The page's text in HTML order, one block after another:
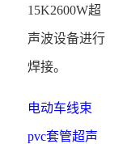
15K2600W超
声波设备进行
焊接。
电动车线束
pvc套管超声